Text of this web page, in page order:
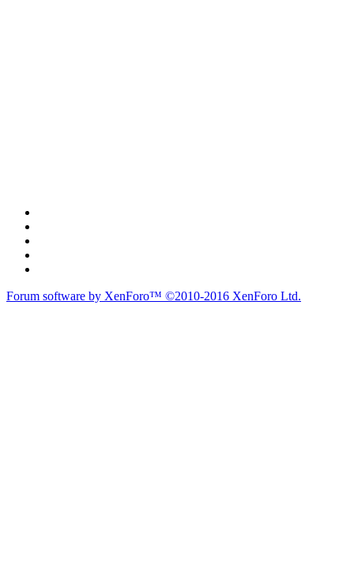
Forum software by XenForo™ ©2010-2016 XenForo Ltd.